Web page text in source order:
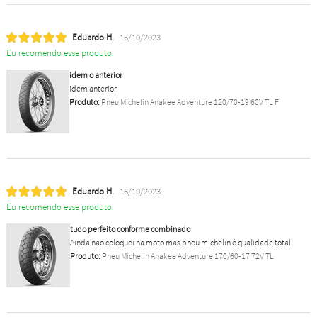
Eduardo H. 16/10/2023
Eu recomendo esse produto.
idem o anterior
idem anterior
Produto:Pneu Michelin Anakee Adventure 120/70-19 60V TL F
Eduardo H. 16/10/2023
Eu recomendo esse produto.
tudo perfeito conforme combinado
Ainda não coloquei na moto mas pneu michelin é qualidade total
Produto:Pneu Michelin Anakee Adventure 170/60-17 72V TL